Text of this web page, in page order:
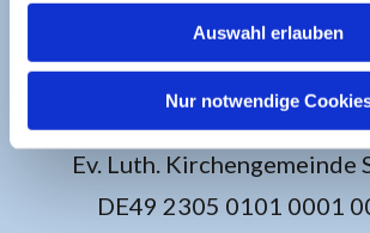
Auswahl erlauben
Nur notwendige
Sparkasse zu
Ev. Luth. Kirchengemeinde
DE49 2305 0101 0001